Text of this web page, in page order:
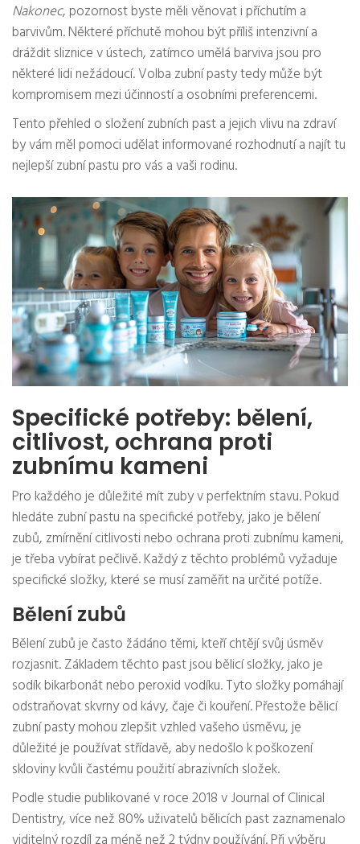
Nakonec, pozornost byste měli věnovat i příchutím a
barvivům. Některé příchutě mohou být příliš intenzivní a
dráždit sliznice v ústech, zatímco umělá barviva jsou pro
některé lidi nežádoucí. Volba zubní pasty tedy může být
kompromisem mezi účinností a osobními preferencemi.
Tento přehled o složení zubních past a jejich vlivu na zdraví
by vám měl pomoci udělat informované rozhodnutí a najít tu
nejlepší zubní pastu pro vás a vaši rodinu.
Specifické potřeby: bělení,
citlivost, ochrana proti
zubnímu kameni
Pro každého je důležité mít zuby v perfektním stavu. Pokud
hledáte zubní pastu na specifické potřeby, jako je bělení
zubů, zmírnění citlivosti nebo ochrana proti zubnímu kameni,
je třeba vybírat pečlivě. Každý z těchto problémů vyžaduje
specifické složky, které se musí zaměřit na určité potíže.
Bělení zubů
Bělení zubů je často žádáno těmi, kteří chtějí svůj úsměv
rozjasnit. Základem těchto past jsou bělicí složky, jako je
sodík bikarbonát nebo peroxid vodíku. Tyto složky pomáhají
odstraňovat skvrny od kávy, čaje či kouření. Přestože bělicí
zubní pasty mohou zlepšit vzhled vašeho úsměvu, je
důležité je používat střídavě, aby nedošlo k poškození
skloviny kvůli častému použití abrazivních složek.
Podle studie publikované v roce 2018 v Journal of Clinical
Dentistry, více než 80% uživatelů bělicích past zaznamenalo